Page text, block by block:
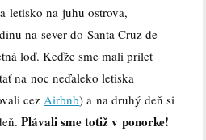
letisko na juhu ostrova,
na sever do Santa Cruz de
loď. Keďže sme mali prílet
na noc neďaleko letiska
cezAirbnb) a na druhý deň si
Plávali sme totiž v ponorke!